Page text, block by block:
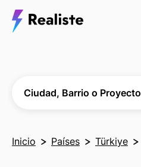
Ciudad, Barrio o Proyecto
Inicio Países Türkiye